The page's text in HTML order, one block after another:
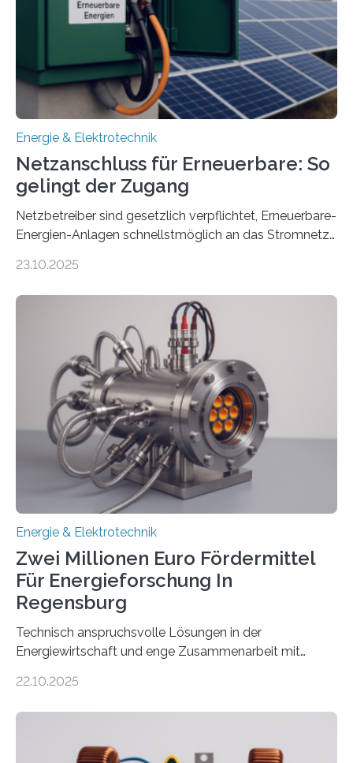
von drei Jahren und ein Gesamtvolumen von rund 2,9
Millionen Euro, wovon 2,6 Millionen Euro durch das
Ministerium für Umwelt, Klima und…
Energie & Elektrotechnik
Netzanschluss für Erneuerbare: So
gelingt der Zugang
Netzbetreiber sind gesetzlich verpflichtet, Erneuerbare-
Energien-Anlagen schnellstmöglich an das Stromnetz
ermöglichen. Doch der dafür nötige Netzausbau hinkt
einem „Anschlussstau“. Die Stiftung
Umweltenergierecht hat den Rechtsrahmen in einem
neuen Bericht für die Praxis eingeordnet – inklusive der
Rolle von flexiblen Netzanschlussvereinbarungen. Der
Netzanschluss von Erneuerbare-Energien-Anlagen
(EE-Anlagen) ist entscheidend für die Energiewende.
Denn ohne Anschluss an das Netz kann kein Strom
eingespeist werden. Nach dem Erneuerbare-Energien-
Gesetz (EEG) sind Netzbetreiber…
23.10.2025
Energie & Elektrotechnik
Zwei Millionen Euro Fördermittel
Für Energieforschung In
Regensburg
Technisch anspruchsvolle Lösungen in der
Energiewirtschaft und enge Zusammenarbeit mit
neuen EU-geförderten Transfer-Projekte zu
Energietechnologien werden vom Europäischen
22.10.2025